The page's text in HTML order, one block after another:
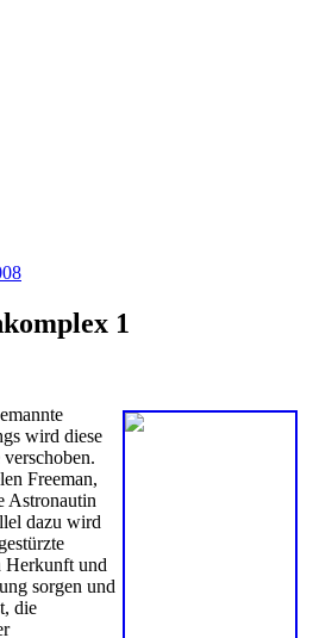
1
wird diese
Freeman,
Astronautin
dazu wird
Herkunft und
sorgen und
die